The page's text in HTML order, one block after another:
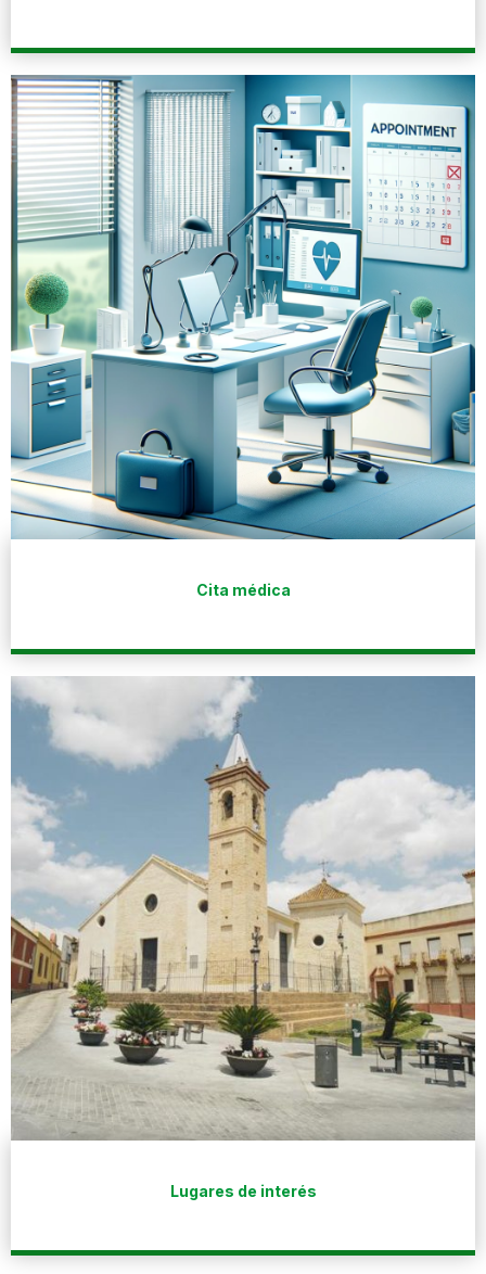
Cita médica
Lugares de interés